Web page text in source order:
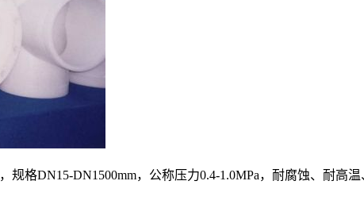
格DN15-DN1500mm，公称压力0.4-1.0MPa，耐腐蚀、耐高